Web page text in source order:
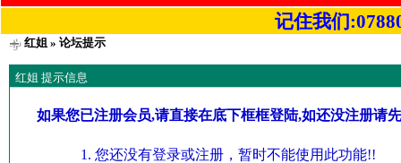
记住我们
红姐» 论坛提示
红姐 提示信息
如果您已注册会员,请直接在底下框框登陆,如还没注册请
您还没有登录或注册，暂时不能使用此功能!!